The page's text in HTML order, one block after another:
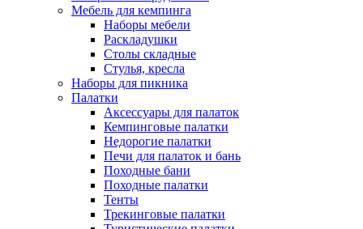
Мебель для кемпинга
Наборы мебели
Раскладушки
Столы складные
Стулья, кресла
Наборы для пикника
Палатки
Аксессуары для палаток
Кемпинговые палатки
Недорогие палатки
Печи для палаток и бань
Походные бани
Походные палатки
Тенты
Трекинговые палатки